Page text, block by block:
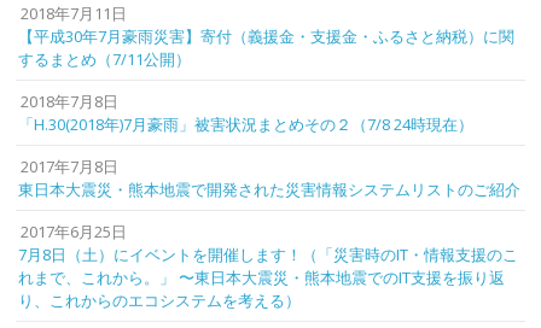
2018年7月11日
【平成30年7月豪雨災害】寄付（義援金・支援金・ふるさと納税）に関
するまとめ（7/11公開）
2018年7月8日
「H.30(2018年)7月豪雨」被害状況まとめその２（7/8 24時現在）
2017年7月8日
東日本大震災・熊本地震で開発された災害情報システムリストのご紹介
2017年6月25日
7月8日（土）にイベントを開催します！（「災害時のIT・情報支援のこ
れまで、これから。」 〜東日本大震災・熊本地震でのIT支援を振り返
り、これからのエコシステムを考える）